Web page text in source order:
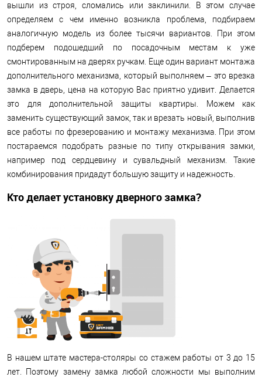
вышли из строя, сломались или заклинили. В этом случае
определяем с чем именно возникла проблема, подбираем
аналогичную модель из более тысячи вариантов. При этом
подберем подошедший по посадочным местам к уже
смонтированным на дверях ручкам. Еще один вариант монтажа
дополнительного механизма, который выполняем – это врезка
замка в дверь, цена на которую Вас приятно удивит. Делается
это для дополнительной защиты квартиры. Можем как
заменить существующий замок, так и врезать новый, выполнив
все работы по фрезерованию и монтажу механизма. При этом
постараемся подобрать разные по типу открывания замки,
например под сердцевину и сувальдный механизм. Такие
комбинирования придадут большую защиту и надежность.
Кто делает установку дверного замка?
В нашем штате мастера-столяры со стажем работы от 3 до 15
лет. Поэтому замену замка любой сложности мы выполним